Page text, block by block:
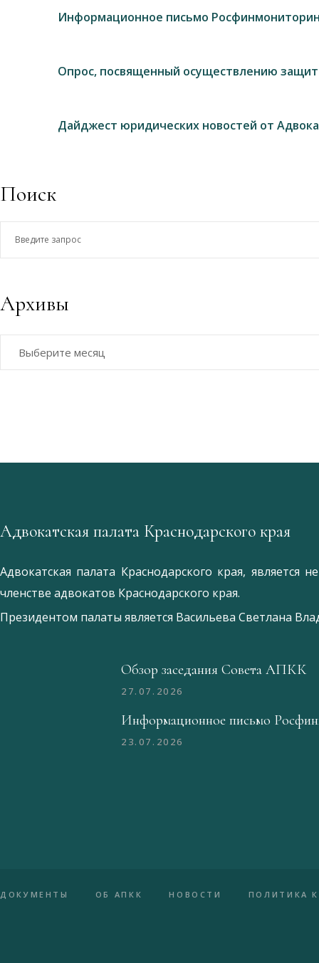
Информационное письмо
Опрос, посвященный осуществлению
Дайджест юридических новостей от
Поиск
Архивы
Адвокатская палата Краснодарского края
Адвокатская палата Краснодарского края, является
членстве адвокатов Краснодарского края.
Президентом палаты является Ваcильева Светлана
Обзор заседания Совета АПКК
27.07.2026
Информационное письмо
23.07.2026
ДОКУМЕНТЫ ОБ АПКК НОВОСТИ ПОЛИТИКА